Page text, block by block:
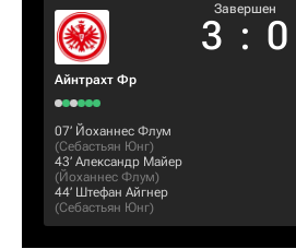
Айнтрахт Фр
Завершен
3 : 0
07‎’‎ Йоханнес Флум
(Себастьян Юнг)
43‎’‎ Александр Майер
(Йоханнес Флум)
44‎’‎ Штефан Айгнер
(Себастьян Юнг)